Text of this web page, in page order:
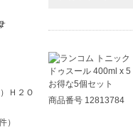
商品番号 12813784
Ｈ２Ｏ
）